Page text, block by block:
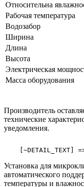
Относительна
Рабочая температура
Водозабор
Ширина
Длина
Высота
Электрическая
Масса оборудования
Производитель
технические
уведомления.
[~DETAIL_TEXT]
Установка для
автоматического
температуры и